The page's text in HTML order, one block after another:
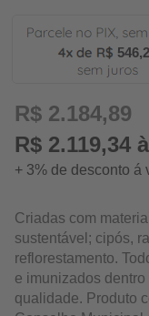
R$ 2.184,89
R$ 2.119,34
+ 3% de desconto á
Criadas com
sustentável; cipós,
reflorestamento.
e imunizados
qualidade. Produto